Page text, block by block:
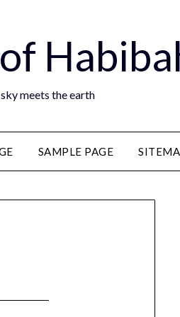
meets the earth
SAMPLE PAGE